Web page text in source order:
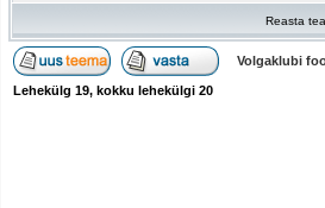
Reasta
Volgaklubi
Lehekülg 19, kokku lehekülgi 20